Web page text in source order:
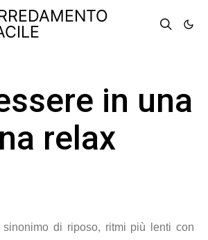
in una
relax
sinonimo di riposo, ritmi più lenti con